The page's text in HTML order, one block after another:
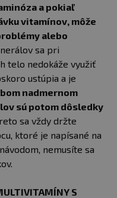
a pokiaľ
vitamínov, môže
alebo
sa pri
telo nedokáže využiť
ustúpia a je
nadmernom
sú potom dôsledky
sa vždy držte
ktoré je napísané na
nemusíte sa
S